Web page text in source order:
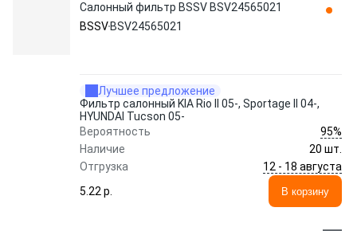
Салонный фильтр BSSV BSV24565021
BSSV BSV24565021
Лучшее предложение
Фильтр салонный KIA Rio II 05-, Sportage II 04-,
HYUNDAI Tucson 05-
Вероятность
95%
Наличие
20 шт.
Отгрузка
12 - 18 августа
5.22 p.
В корзину